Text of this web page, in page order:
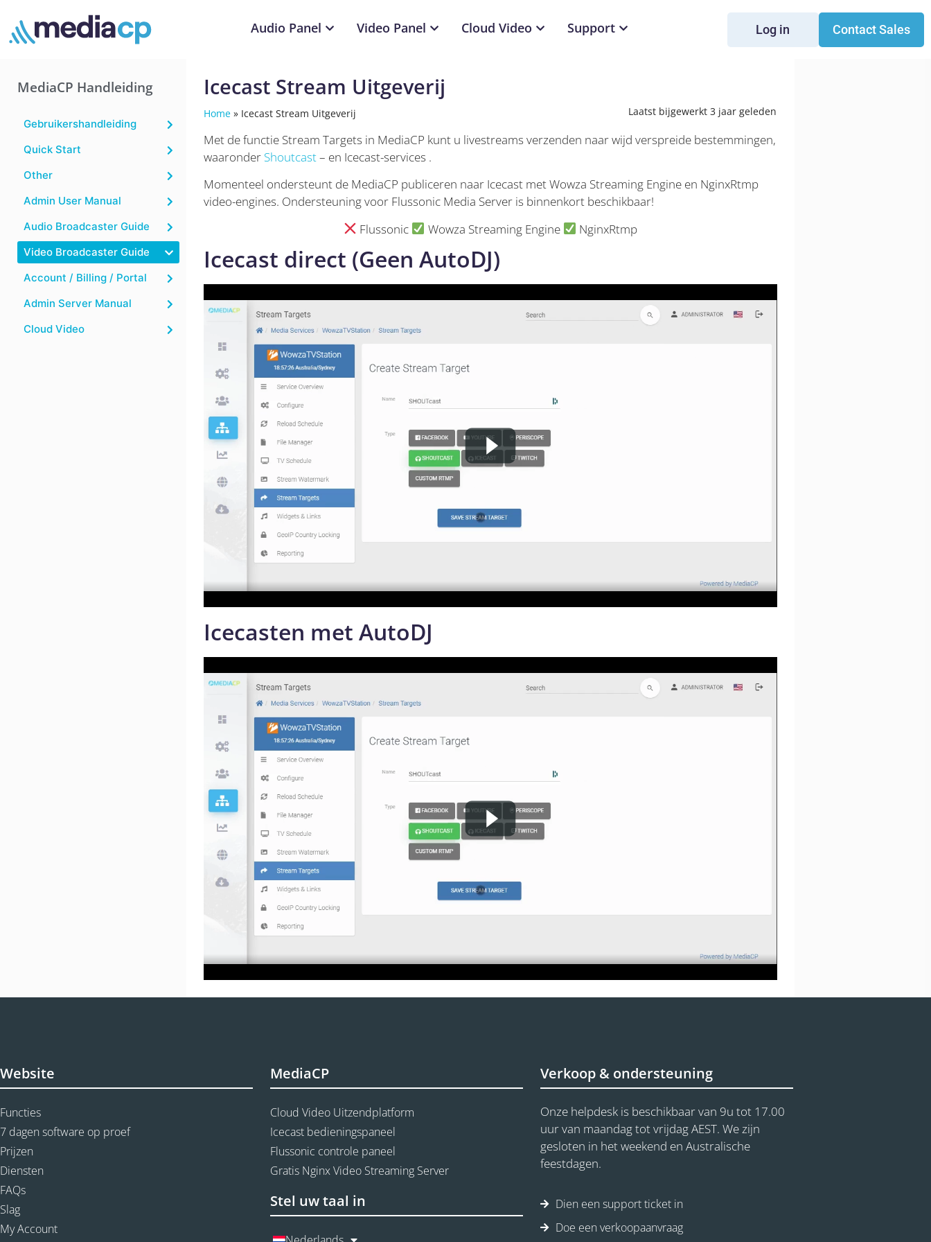
Audio Panel Video Panel Cloud Video Support Log in Contact Sales
MediaCP Handleiding
Gebruikershandleiding
Quick Start
Other
Admin User Manual
Audio Broadcaster Guide
Video Broadcaster Guide
Account / Billing / Portal
Admin Server Manual
Cloud Video
Icecast Stream Uitgeverij
Home» Icecast Stream Uitgeverij Laatst bijgewerkt 3 jaar geleden
Met de functie Stream Targets in MediaCP kunt u livestreams verzenden naar wijd verspreide bestemmingen,
waaronder Shoutcast– en Icecast-services .
Momenteel ondersteunt de MediaCP publiceren naar Icecast met Wowza Streaming Engine en NginxRtmp
video-engines. Ondersteuning voor Flussonic Media Server is binnenkort beschikbaar!
Flussonic
Wowza Streaming Engine NginxRtmp
Icecast direct (Geen AutoDJ)
Icecasten met AutoDJ
Website
Functies
7 dagen software op proef
Prijzen
Diensten
FAQs
Slag
My Account
MediaCP
Cloud Video Uitzendplatform
Icecast bedieningspaneel
Flussonic controle paneel
Gratis Nginx Video Streaming Server
Stel uw taal in
Verkoop & ondersteuning
Onze helpdesk is beschikbaar van 9u tot 17.00
uur van maandag tot vrijdag AEST. We zijn
gesloten in het weekend en Australische
feestdagen.
Dien een support ticket in
Doe een verkoopaanvraag